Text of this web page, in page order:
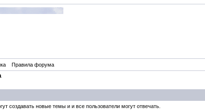
Правила форума
создавать новые темы и и все пользователи могут отвечать.